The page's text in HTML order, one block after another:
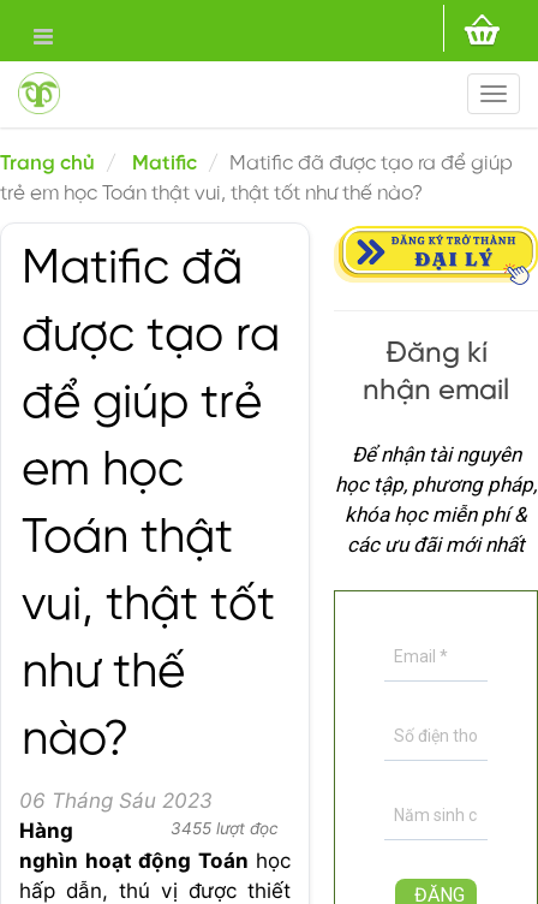
Trang chủ Matific
Matific đã được tạo ra để giúp
trẻ em học Toán thật vui, thật tốt như thế nào?
Matific đã
được tạo ra
để giúp trẻ
em học
Toán thật
vui, thật tốt
như thế
nào?
06 Tháng Sáu 2023
3455 lượt đọc
Hàng
nghìn hoạt động Toán học
hấp dẫn, thú vị được thiết
Đăng kí
nhận email
Để nhận tài nguyên
học tập, phương pháp,
khóa học miễn phí &
các ưu đãi mới nhất